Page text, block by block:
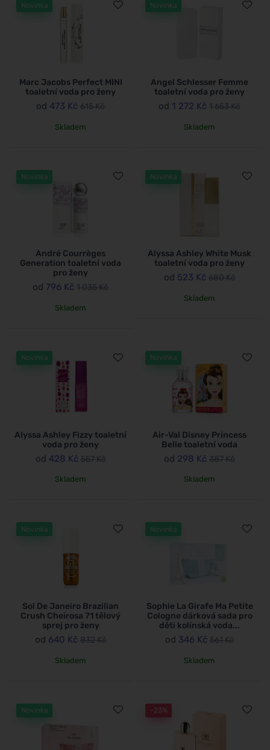
Novinka
Marc Jacobs Perfect MINI
toaletní voda pro ženy
od 473 Kč 615 Kč
Skladem
Novinka
Angel Schlesser Femme
toaletní voda pro ženy
od 1 272 Kč 1 653 Kč
Skladem
Novinka
André Courrèges
Generation toaletní voda
pro ženy
od 796 Kč 1 035 Kč
Skladem
Novinka
Alyssa Ashley White Musk
toaletní voda pro ženy
od 523 Kč 680 Kč
Skladem
Novinka
Alyssa Ashley Fizzy toaletní
voda pro ženy
od 428 Kč 557 Kč
Skladem
Novinka
Air-Val Disney Princess
Belle toaletní voda
od 298 Kč 387 Kč
Skladem
Novinka
Sol De Janeiro Brazilian
Crush Cheirosa 71 tělový
sprej pro ženy
od 640 Kč 832 Kč
Skladem
Novinka
Sophie La Girafe Ma Petite
Cologne dárková sada pro
děti kolínská voda...
od 346 Kč 561 Kč
Skladem
Novinka -23%